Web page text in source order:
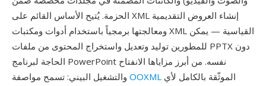
الحزمة. يُتيح الأساس القائم على XML إنشاء العروض التقديمية
ومعالجتها برمجياً باستخدام أدوات ومكتبات XML القياسية — يمكن
للمطورين توليد وتعديل واستخراج المحتوى من ملفات PPTX دون
الحاجة لبرنامج PowerPoint نفسه. من أبرز مزاياها الانفتاح
OOXML